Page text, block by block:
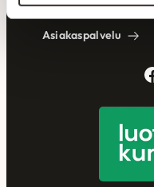
Ma-pe 10-18 |
Asiakaspalvelu